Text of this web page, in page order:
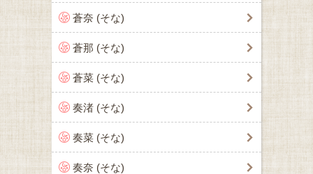
蒼奈 (そな)
蒼那 (そな)
蒼菜 (そな)
奏渚 (そな)
奏菜 (そな)
奏奈 (そな)